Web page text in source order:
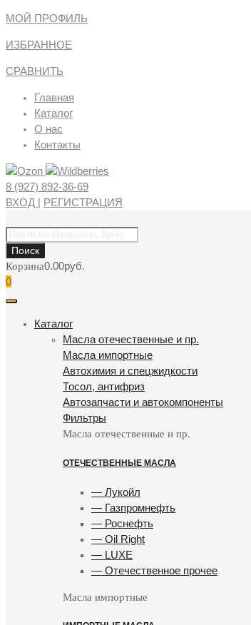
МОЙ ПРОФИЛЬ
ИЗБРАННОЕ
СРАВНИТЬ
Главная
Каталог
О нас
Контакты
8 (927) 892-36-69
ВХОД | РЕГИСТРАЦИЯ
Поиск
товаров
Поиск
Корзина0.00руб.
0
Каталог
Масла отечественные и пр.
Масла импортные
Автохимия и спецжидкости
Тосол, антифриз
Автозапчасти и автокомпоненты
Фильтры
Масла отечественные и пр.
ОТЕЧЕСТВЕННЫЕ МАСЛА
— Лукойл
— Газпромнефть
— Роснефть
— Oil Right
— LUXE
— Отечественное прочее
Масла импортные